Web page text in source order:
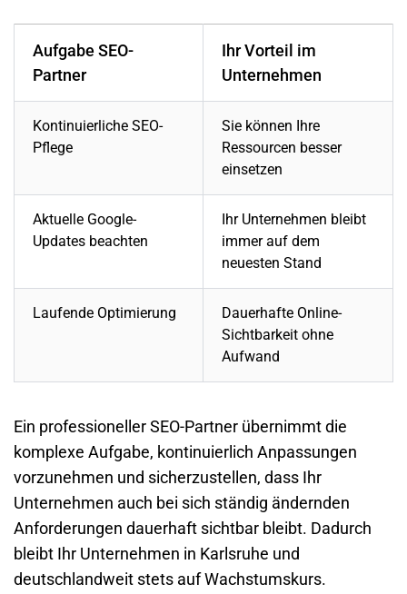
Aufgabe SEO-
Partner
Ihr Vorteil im
Unternehmen
Kontinuierliche SEO-
Pflege
Sie können Ihre
Ressourcen besser
einsetzen
Aktuelle Google-
Updates beachten
Ihr Unternehmen bleibt
immer auf dem
neuesten Stand
Laufende Optimierung
Dauerhafte Online-
Sichtbarkeit ohne
Aufwand
Ein professioneller SEO-Partner übernimmt die
komplexe Aufgabe, kontinuierlich Anpassungen
vorzunehmen und sicherzustellen, dass Ihr
Unternehmen auch bei sich ständig ändernden
Anforderungen dauerhaft sichtbar bleibt. Dadurch
bleibt Ihr Unternehmen in Karlsruhe und
deutschlandweit stets auf Wachstumskurs.